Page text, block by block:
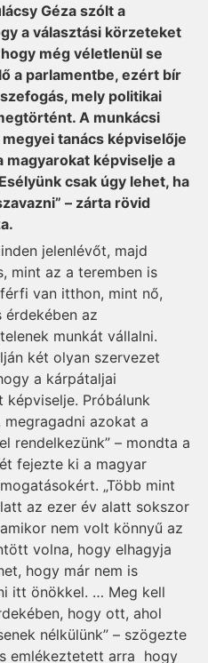
Géza szólt a
a választási körzeteket
még véletlenül se
a parlamentbe, ezért bír
mely politikai
A munkácsi
tanács képviselője
magyarokat képviselje a
csak úgy lehet, ha
– zárta rövid
jelenlévőt, majd
mint az a teremben is
van itthon, mint nő,
érdekében az
munkát vállalni.
két olyan szervezet
a kárpátaljai
képviselje. Próbálunk
azokat a
rendelkezünk” – mondta a
fejezte ki a magyar
„Több mint
az ezer év alatt sokszor
nem volt könnyű az
volna, hogy elhagyja
hogy már nem is
itt önökkel. … Meg kell
hogy ott, ahol
nélkülünk” – szögezte
emlékeztetett arra hogy